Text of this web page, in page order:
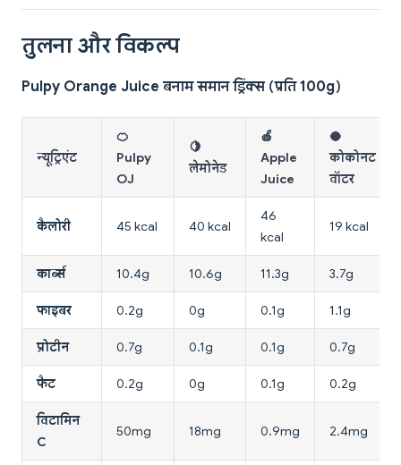
तुलना और विकल्प
Pulpy Orange Juice बनाम समान ड्रिंक्स (प्रति 100g)
न्यूट्रिएंट
🍊
Pulpy
OJ
🍋
लेमोनेड
🍎
Apple
Juice
🥥
कोकोनट
वॉटर
कैलोरी 45 kcal 40 kcal
46
kcal
19 kcal
कार्ब्स 10.4g 10.6g 11.3g 3.7g
फाइबर 0.2g 0g 0.1g 1.1g
प्रोटीन 0.7g 0.1g 0.1g 0.7g
फैट 0.2g 0g 0.1g 0.2g
विटामिन
C
50mg 18mg 0.9mg 2.4mg